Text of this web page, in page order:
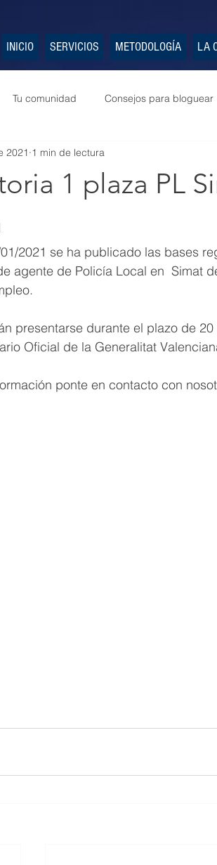
INICIO SERVICIOS METODOLOGÍA LA
Tu comunidad Consejos para bloguear
1 plaza PL
2021 1 min de lectura
2021 se ha publicado las bases
agente de Policía Local en  Simat
presentarse durante el plazo de
Oficial de la Generalitat
ponte en contacto con